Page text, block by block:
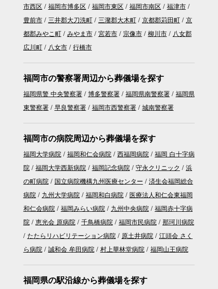
市西区
福岡市博多区 福岡市東区 福岡市南区
福津市
豊前市
三井郡大刀洗町 三潴郡大木町 京都郡苅田町
京
都郡みやこ町
みやま市 宮若市 宗像市 柳川市
八女郡
広川町
八女市 行橋市
福岡市の警察署周辺から葬儀場を探す
福岡県警 中央警察署 博多警察署 福岡県南警察署
福岡県
東警察署
早良警察署 福岡市西警察署 城南警察署
福岡市の病院周辺から葬儀場を探す
福岡大学病院 福岡和仁会病院 西福岡病院
福岡 白十字病
院
福岡大学西新病院 福岡記念病院 守永クリニック
浜
の町病院
国立病院機構九州医療センター
済生会福岡総合
病院
九州大学病院 福岡和白病院
医療法人和仁会東福岡
和仁会病院
福岡みらい病院 九州中央病院
福岡赤十字病
院
恵光会 原病院 千鳥橋病院 福岡市民病院
那珂川病院
たたらリハビリテーション病院
原土井病院
江頭会 さく
ら病院
誠和会 牟田病院 村上華林堂病院 福岡山王病院
福岡県の駅沿線から葬儀場を探す